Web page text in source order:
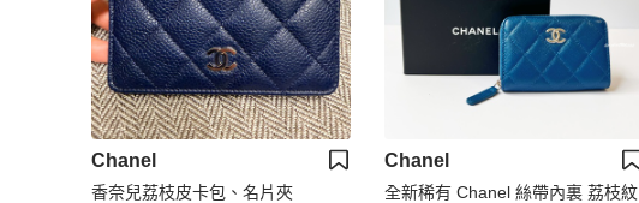
Chanel
香奈兒荔枝皮卡包、名片夾
Chanel
全新稀有 Chanel 絲帶內裏 荔枝紋